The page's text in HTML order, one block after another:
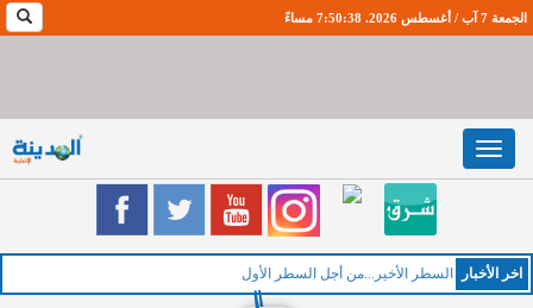
الجمعة 7 آب / أغسطس 2026. 7:50:39 مساءً
Toggle
navigation
اخر اﻷخبار